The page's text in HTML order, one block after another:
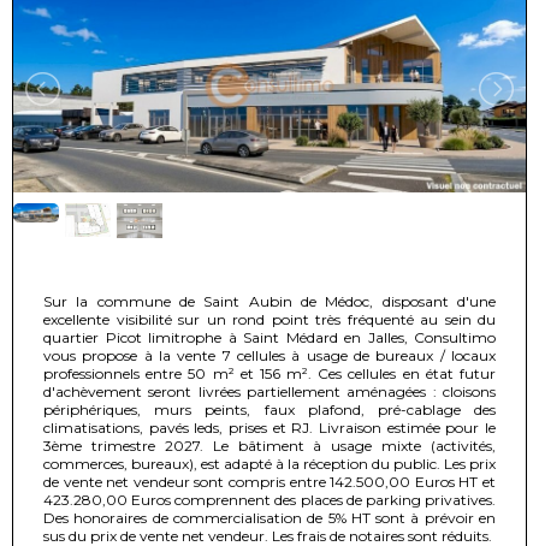
Sur la commune de Saint Aubin de Médoc, disposant d'une
excellente visibilité sur un rond point très fréquenté au sein du
quartier Picot limitrophe à Saint Médard en Jalles, Consultimo
vous propose à la vente 7 cellules à usage de bureaux / locaux
professionnels entre 50 m² et 156 m². Ces cellules en état futur
d'achèvement seront livrées partiellement aménagées : cloisons
périphériques, murs peints, faux plafond, pré-cablage des
climatisations, pavés leds, prises et RJ. Livraison estimée pour le
3ème trimestre 2027. Le bâtiment à usage mixte (activités,
commerces, bureaux), est adapté à la réception du public. Les prix
de vente net vendeur sont compris entre 142.500,00 Euros HT et
423.280,00 Euros comprennent des places de parking privatives.
Des honoraires de commercialisation de 5% HT sont à prévoir en
sus du prix de vente net vendeur. Les frais de notaires sont réduits.